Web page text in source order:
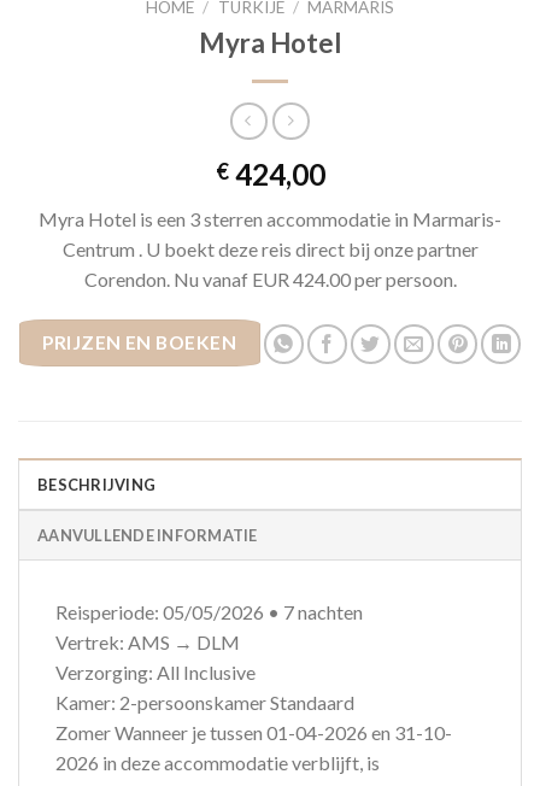
HOME / TURKIJE / MARMARIS
Myra Hotel
€424,00
Myra Hotel is een 3 sterren accommodatie in Marmaris-
Centrum . U boekt deze reis direct bij onze partner
Corendon. Nu vanaf EUR 424.00 per persoon.
PRIJZEN EN BOEKEN
BESCHRIJVING
AANVULLENDE INFORMATIE
Reisperiode: 05/05/2026 • 7 nachten
Vertrek: AMS → DLM
Verzorging: All Inclusive
Kamer: 2-persoonskamer Standaard
Zomer Wanneer je tussen 01-04-2026 en 31-10-
2026 in deze accommodatie verblijft, is